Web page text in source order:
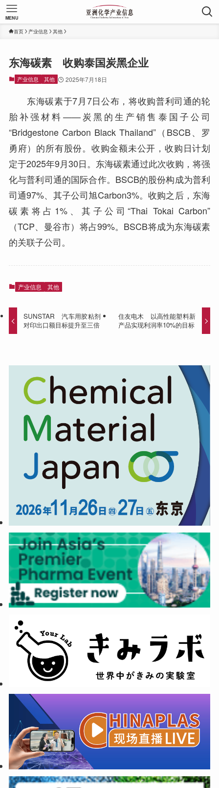
MENU
首页 产业信息 其他
东海碳素 收购泰国炭黑企业
产业信息 其他 2025年7月18日
东海碳素于7月7日公布，将收购普利司通的轮
胎补强材料——炭黑的生产销售泰国子公司
“Bridgestone Carbon Black Thailand”（BSCB、罗
勇府）的所有股份。收购金额未公开，收购日计划
定于2025年9月30日。东海碳素通过此次收购，将强
化与普利司通的国际合作。BSCB的股份构成为普利
司通97%、其子公司旭Carbon3%。收购之后，东海
碳素将占1%、其子公司“Thai Tokai Carbon”
（TCP、曼谷市）将占99%。BSCB将成为东海碳素
的关联子公司。
产业信息 其他
SUNSTAR 汽车用胶粘剂
对印出口额目标提升至三倍
住友电木 以高性能塑料新
产品实现利润率10%的目标